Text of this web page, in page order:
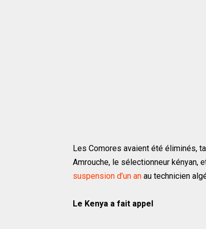
Les Comores avaient été éliminés,
Amrouche, le sélectionneur kényan,
suspension d’un an au technicien
Le Kenya a fait appel